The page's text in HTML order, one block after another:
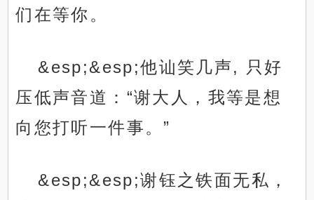
们在等你。
&esp;&esp;他讪笑几声, 只好
压低声音道：“谢大人，我等是想
向您打听一件事。”
&esp;&esp;谢钰之铁面无私，